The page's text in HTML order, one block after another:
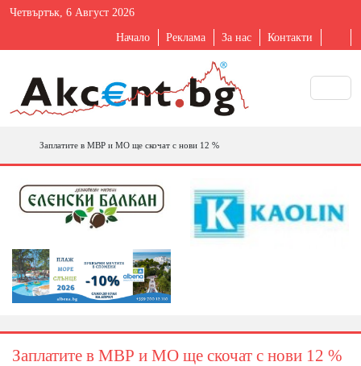
Четвъртък, 6 Август 2026
Начало Реклама За нас Контакти
Заплатите в МВР и МО ще скочат с нови 12 %
Заплатите в МВР и МО ще скочат с нови 12 %